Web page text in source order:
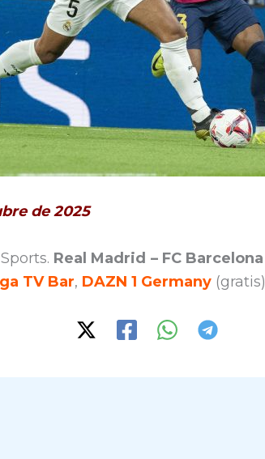
de 2025
Real Madrid – FC Barcelona
TV Bar, DAZN 1 Germany (gratis)